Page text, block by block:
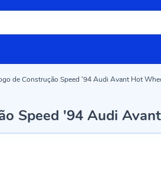
de Construção Speed '94 Audi Avant Hot
Speed '94 Audi